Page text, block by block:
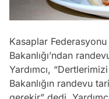
Kasaplar
Bakanlığı’ndan
Yardımcı,
Bakanlığın randevu